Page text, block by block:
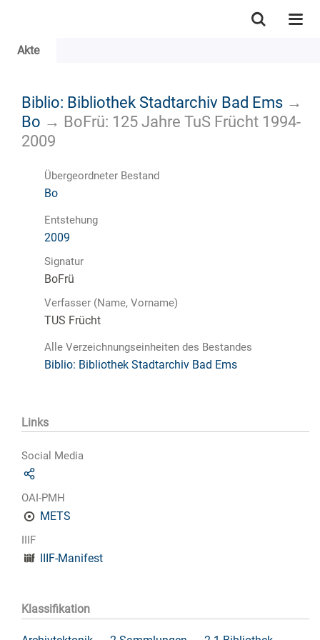
Akte
Biblio: Bibliothek Stadtarchiv Bad Ems →
Bo → BoFrü: 125 Jahre TuS Frücht 1994-
2009
Übergeordneter Bestand
Bo
Entstehung
2009
Signatur
BoFrü
Verfasser (Name, Vorname)
TUS Frücht
Alle Verzeichnungseinheiten des Bestandes
Biblio: Bibliothek Stadtarchiv Bad Ems
Links
Social Media
OAI-PMH
METS
IIIF
IIIF-Manifest
Klassifikation